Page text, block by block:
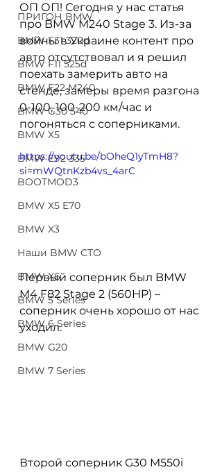
ПРИГОН BMW
BMW F31 320d
BMW F11 525d
BMW F22 M240
BMW G30 540
BMW X5
BMW E92 335
BOOTMOD3
BMW X5 E70
BMW X3
Наши BMW СТО
BMW X6
BMW 5 Series
BMW 6 Series
BMW G20
BMW 7 Series
ОП ОП! Сегодня у нас статья
про BMW M240 Stage 3. Из-за
войны в Украине контент про
авто отсутствовал и я решил
поехать замерить авто на
стенде, замеры время разгона
0-100, 100-200 км/час и
погоняться с соперниками.
https://youtu.be/bOheQ1yTmH8?
si=mWQtnKzb4vs_4arC
Первый соперник был BMW
M4 F82 Stage 2 (560HP) –
соперник очень хорошо от нас
уходил.
Второй соперник G30 M550i